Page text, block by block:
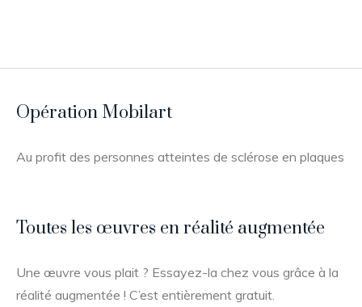
Opération Mobilart
Au profit des personnes atteintes de sclérose en plaques
Toutes les œuvres en réalité augmentée
Une œuvre vous plait ? Essayez-la chez vous grâce à la
réalité augmentée ! C’est entièrement gratuit.